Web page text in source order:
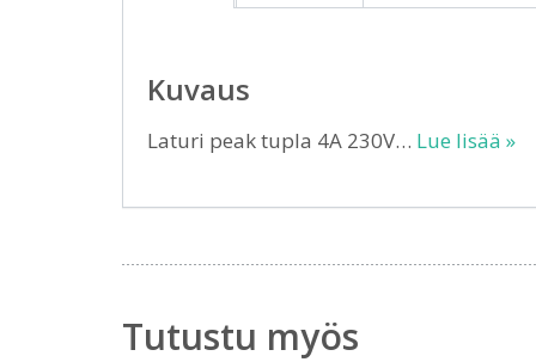
Kuvaus
Laturi peak tupla 4A 230V… Lue lisää »
Tutustu myös